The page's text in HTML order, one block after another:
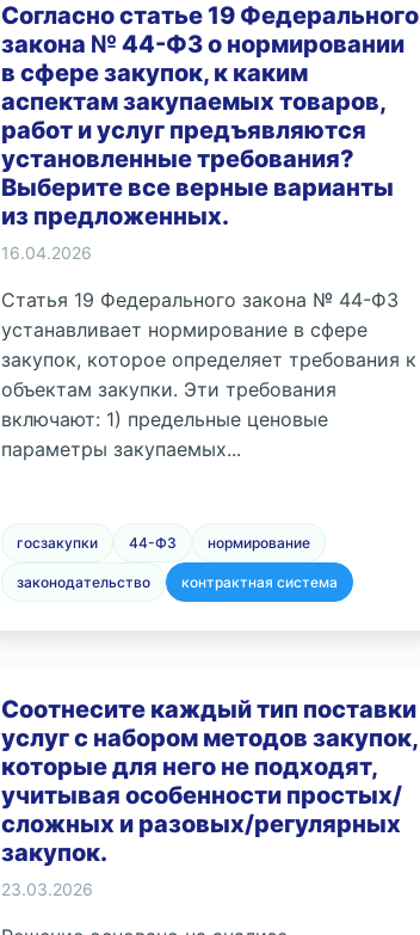
Согласно статье 19 Федерального
закона № 44-ФЗ о нормировании
в сфере закупок, к каким
аспектам закупаемых товаров,
работ и услуг предъявляются
установленные требования?
Выберите все верные варианты
из предложенных.
16.04.2026
Статья 19 Федерального закона № 44-ФЗ
устанавливает нормирование в сфере
закупок, которое определяет требования к
объектам закупки. Эти требования
включают: 1) предельные ценовые
параметры закупаемых...
госзакупки 44-ФЗ нормирование
законодательство контрактная система
Соотнесите каждый тип поставки
услуг с набором методов закупок,
которые для него не подходят,
учитывая особенности простых/
сложных и разовых/регулярных
закупок.
23.03.2026